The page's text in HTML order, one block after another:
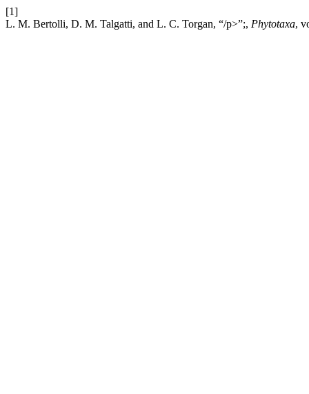
[1]
L. M. Bertolli, D. M. Talgatti, and L. C. Torgan, “/p>”;, Phytotaxa,